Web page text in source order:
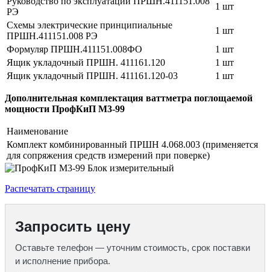
РЭ
1 шт
Схемы электрические принципиальные
ПРШН.411151.008 РЭ
1 шт
Формуляр ПРШН.411151.008ФО
1 шт
Ящик укладочный ПРШН. 411161.120
1 шт
Ящик укладочный ПРШН. 411161.120-03
1 шт
Дополнительная комплектация ваттметра поглощаемой
мощности ПрофКиП М3-99
Наименование
Комплект комбинированный ПРШН 4.068.003 (применяется
для сопряжения средств измерений при поверке)
Распечатать страницу
Запросить цену
Оставьте телефон — уточним стоимость, срок поставки
и исполнение прибора.